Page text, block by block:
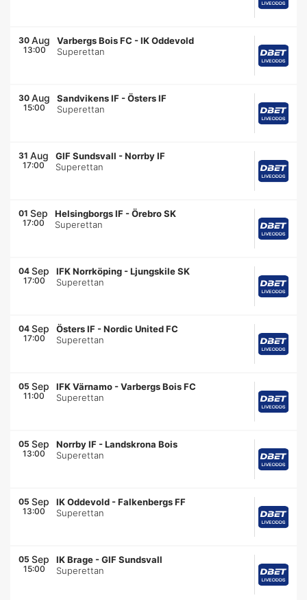
30 Aug
13:00
Varbergs Bois FC -IK Oddevold
Superettan
30 Aug
15:00
Sandvikens IF -Östers IF
Superettan
31 Aug
17:00
GIF Sundsvall -Norrby IF
Superettan
01 Sep
17:00
Helsingborgs IF -Örebro SK
Superettan
04 Sep
17:00
IFK Norrköping -Ljungskile SK
Superettan
04 Sep
17:00
Östers IF -Nordic United FC
Superettan
05 Sep
11:00
IFK Värnamo -Varbergs Bois FC
Superettan
05 Sep
13:00
Norrby IF -Landskrona Bois
Superettan
05 Sep
13:00
IK Oddevold -Falkenbergs FF
Superettan
05 Sep
15:00
IK Brage -GIF Sundsvall
Superettan